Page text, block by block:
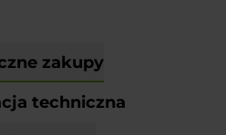
zakupy
techniczna